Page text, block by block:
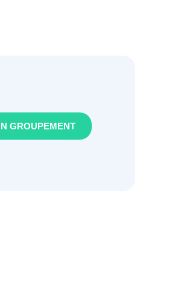
GROUPEMENT